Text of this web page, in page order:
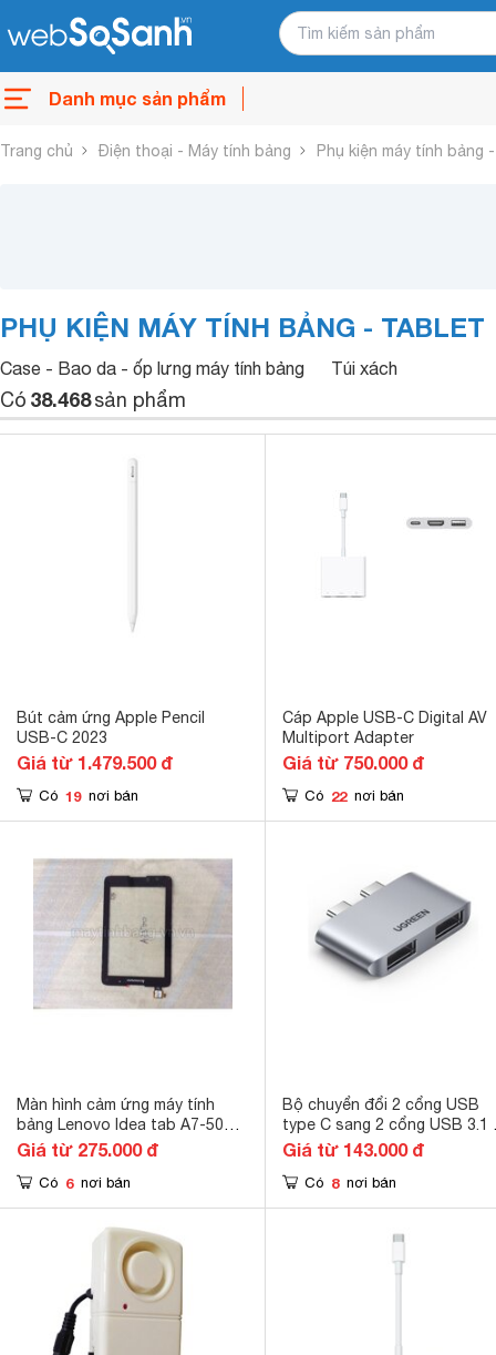
Danh mục sản phẩm
Trang chủ Điện thoại - Máy tính bảng Phụ kiện máy tính bảng
PHỤ KIỆN MÁY TÍNH BẢNG - TABLET
Case - Bao da - ốp lưng máy tính bảng Túi xách
Có 38.468sản phẩm
Bút cảm ứng Apple Pencil
USB-C 2023
Giá từ 1.479.500 đ
Có 19 nơi bán
Cáp Apple USB-C Digital AV
Multiport Adapter
Giá từ 750.000 đ
Có 22 nơi bán
Màn hình cảm ứng máy tính
bảng Lenovo Idea tab A7-50
A3500
Giá từ 275.000 đ
Có 6 nơi bán
Bộ chuyển đổi 2 cổng USB
type C sang 2 cổng USB 3.1
trợ cho Macbook UGREEN
Giá từ 143.000 đ
Có 8 nơi bán